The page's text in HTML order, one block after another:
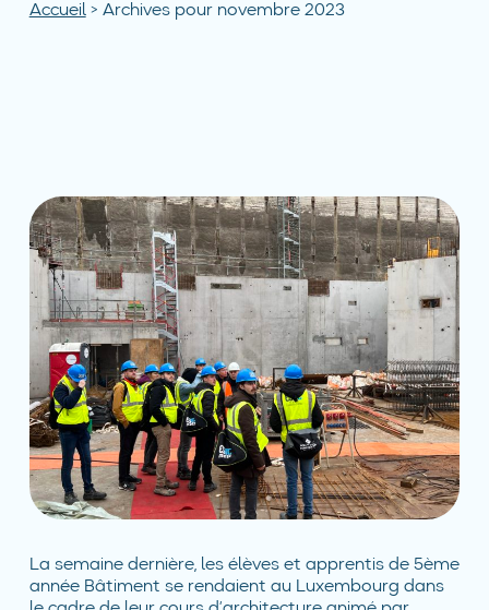
Accueil> Archives pour novembre 2023
La semaine dernière, les élèves et apprentis de 5ème
année Bâtiment se rendaient au Luxembourg dans